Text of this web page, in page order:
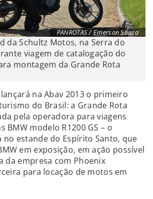
PANROTAS / Emerson Souza
da Schultz Motos, na Serra do
viagem de catalogação do
montagem da Grande Rota
na Abav 2013 o primeiro
do Brasil: a Grande Rota
pela operadora para viagens
BMW modelo R1200 GS – o
no estande do Espírito Santo, que
em exposição, em ação possível
da empresa com Phoenix
para locação de motos em